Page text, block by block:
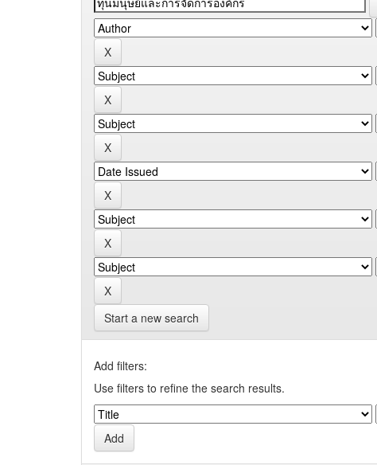
Start a new search
Add filters:
Use filters to refine the search results.